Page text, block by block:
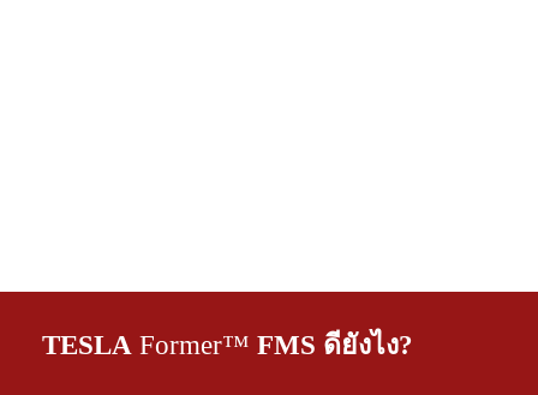
TESLA Former™ FMS ดียังไง?